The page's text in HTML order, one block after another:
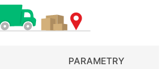
PARAMETRY